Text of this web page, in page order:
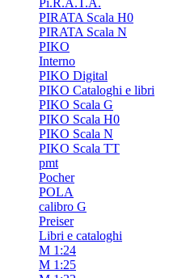
Pi.R.A.T.A.
PIRATA Scala H0
PIRATA Scala N
PIKO
Interno
PIKO Digital
PIKO Cataloghi e libri
PIKO Scala G
PIKO Scala H0
PIKO Scala N
PIKO Scala TT
pmt
Pocher
POLA
calibro G
Preiser
Libri e cataloghi
M 1:24
M 1:25